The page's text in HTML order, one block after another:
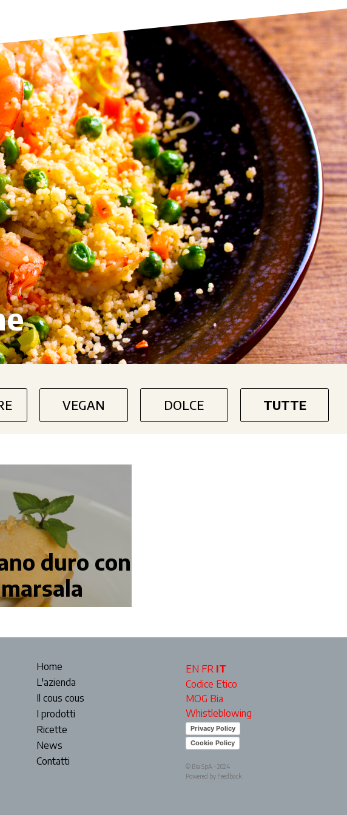
VEGAN DOLCE TUTTE
duro con
Home
L'azienda
Il cous cous
I prodotti
Ricette
News
Contatti
EN FR IT
Codice Etico
MOG Bia
Whistleblowing
Privacy Policy
Cookie Policy
© Bia SpA - 2024
Powered by Feedback